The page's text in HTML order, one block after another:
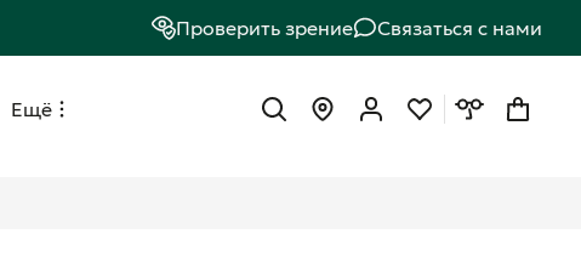
Проверить зрение Связаться с нами
Ещё